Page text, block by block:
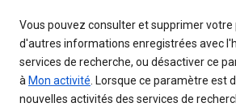
Vous pouvez consulter et supprimer votre
d'autres informations enregistrées avec
services de recherche, ou désactiver ce
à Mon activité. Lorsque ce paramètre est
nouvelles activités des services de